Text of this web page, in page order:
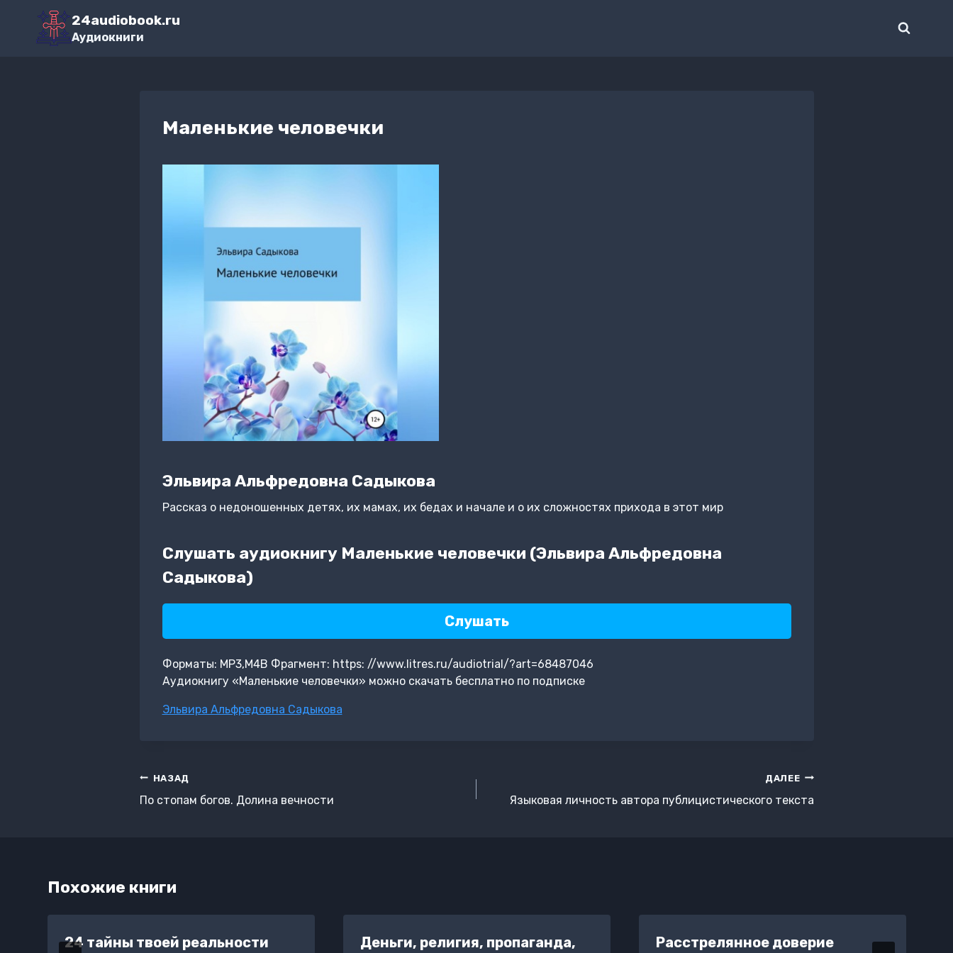
Перейти
содержимому
24audiobook.ru
Аудиокниги
Маленькие человечки
Эльвира Альфредовна Садыкова
Рассказ о недоношенных детях, их мамах, их бедах и начале и о их сложностях прихода в этот мир
Слушать аудиокнигу Маленькие человечки (Эльвира Альфредовна
Садыкова)
Слушать
Форматы: MP3,M4B Фрагмент: https: //www.litres.ru/audiotrial/?art=68487046
Аудиокнигу «Маленькие человечки» можно скачать бесплатно по подписке
Метки
Эльвира Альфредовна Садыкова
Навигация
по
НАЗАД
По стопам богов. Долина вечности
ДАЛЕЕ
Языковая личность автора публицистического текста
Похожие книги
24 тайны твоей реальности Деньги, религия, пропаганда, Расстрелянное доверие